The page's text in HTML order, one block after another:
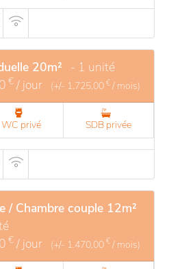
20m² - 1 unité
€ / jour (+/- 1.725,00 € / mois)
WC privé SDB privée
/ Chambre couple 12m²
€ / jour (+/- 1.470,00 € / mois)